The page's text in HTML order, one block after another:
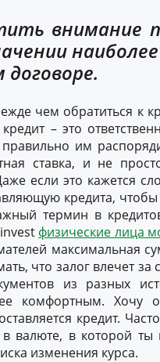
внимание
чем обратиться к
– это
правильно им
ставка, и не
если это кажется
кредита,
термин в
физические лица
максимальная
что залог влечет
из разных
комфортным. Хочу
кредит.
валюте, в которой
изменения курса.